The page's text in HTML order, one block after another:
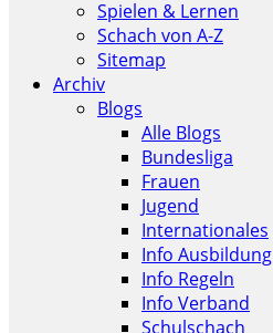
Spielen & Lernen
Schach von A-Z
Sitemap
Archiv
Blogs
Alle Blogs
Bundesliga
Frauen
Jugend
Internationales
Info Ausbildung
Info Regeln
Info Verband
Schulschach